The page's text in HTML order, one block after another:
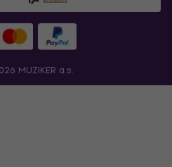
MUZIKER a.s.